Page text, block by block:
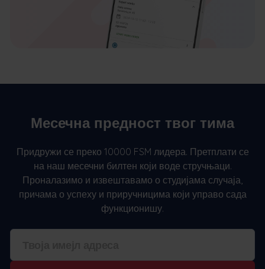
Месечна предност твог тима
Придружи се преко 10000 FSM лидера. Претплати се
на наш месечни билтен који воде стручњаци.
Проналазимо и извештавамо о студијама случаја,
причама о успеху и приручницима који управо сада
функционишу.